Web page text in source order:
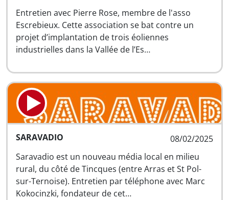
Entretien avec Pierre Rose, membre de l'asso
Escrebieux. Cette association se bat contre un
projet d’implantation de trois éoliennes
industrielles dans la Vallée de l’Es…
08/02/2025
SARAVADIO
Saravadio est un nouveau média local en milieu
rural, du côté de Tincques (entre Arras et St Pol-
sur-Ternoise). Entretien par téléphone avec Marc
Kokocinzki, fondateur de cet…